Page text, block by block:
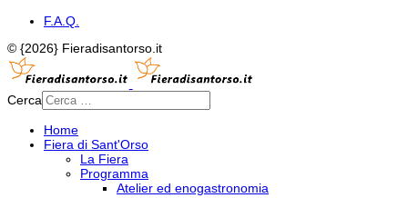
F.A.Q.
© {2026} Fieradisantorso.it
Cerca
Home
Fiera di Sant'Orso
La Fiera
Programma
Atelier ed enogastronomia